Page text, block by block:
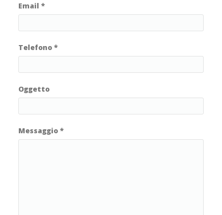
Email *
Telefono *
Oggetto
Messaggio *